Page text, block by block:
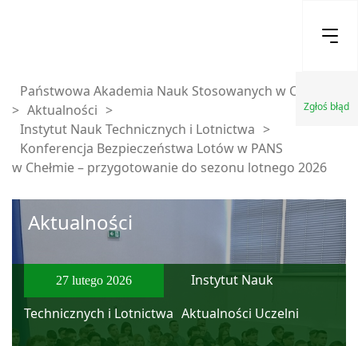
Zgłoś błąd
Państwowa Akademia Nauk Stosowanych w Chełmie
> Aktualności >
Instytut Nauk Technicznych i Lotnictwa >
Konferencja Bezpieczeństwa Lotów w PANS
w Chełmie – przygotowanie do sezonu lotnego 2026
Aktualności
27 lutego 2026
Instytut Nauk
Technicznych i Lotnictwa Aktualności Uczelni